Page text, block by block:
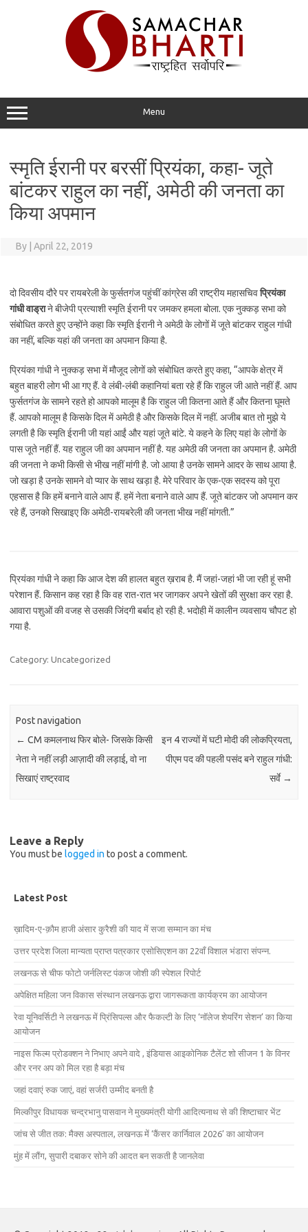
Menu
स्मृति ईरानी पर बरसीं प्रियंका, कहा- जूते
बांटकर राहुल का नहीं, अमेठी की जनता का
किया अपमान
By April 22, 2019
दो दिवसीय दौरे पर रायबरेली के फुर्सतगंज पहुंचीं कांग्रेस की राष्ट्रीय महासचिवप्रियंका
गांधी वाड्राने बीजेपी प्रत्याशी स्मृति ईरानी पर जमकर हमला बोला. एक नुक्कड़ सभा को
संबोधित करते हुए उन्होंने कहा कि स्मृति ईरानी ने अमेठी के लोगों में जूते बांटकर राहुल गांधी
का नहीं, बल्कि यहां की जनता का अपमान किया है.
प्रियंका गांधी ने नुक्‍कड़ सभा में मौजूद लोगों को संबोधित करते हुए कहा, “आपके क्षेत्र में
बहुत बाहरी लोग भी आ गए हैं. वे लंबी-लंबी कहानियां बता रहे हैं कि राहुल जी आते नहीं हैं. आप
फुर्सतगंज के सामने रहते हो आपको मालूम है कि राहुल जी कितना आते हैं और कितना घूमते
हैं. आपको मालूम है किसके दिल में अमेठी है और किसके दिल में नहीं. अजीब बात तो मुझे ये
लगती है कि स्मृति ईरानी जी यहां आईं और यहां जूते बांटे. ये कहने के लिए यहां के लोगों के
पास जूते नहीं हैं. यह राहुल जी का अपमान नहीं है. यह अमेठी की जनता का अपमान है. अमेठी
की जनता ने कभी किसी से भीख नहीं मांगी है. जो आया है उनके सामने आदर के साथ आया है.
जो खड़ा है उनके सामने वो प्यार के साथ खड़ा है. मेरे परिवार के एक-एक सदस्य को पूरा
एहसास है कि हमें बनाने वाले आप हैं. हमें नेता बनाने वाले आप हैं. जूते बांटकर जो अपमान कर
रहे हैं, उनको सिखाइए कि अमेठी-रायबरेली की जनता भीख नहीं मांगती.”
प्रियंका गांधी ने कहा कि आज देश की हालत बहुत ख़राब है. मैं जहां-जहां भी जा रही हूं सभी
परेशान हैं. किसान कह रहा है कि वह रात-रात भर जागकर अपने खेतों की सुरक्षा कर रहा है.
आवारा पशुओं की वजह से उसकी जिंदगी बर्बाद हो रही है. भदोही में कालीन व्यवसाय चौपट हो
गया है.
Category: Uncategorized
Post navigation
← CM कमलनाथ फिर बोले- जिसके किसी
नेता ने नहीं लड़ी आज़ादी की लड़ाई, वो ना
सिखाएं राष्ट्रवाद
इन 4 राज्यों में घटी मोदी की लोकप्रियता,
पीएम पद की पहली पसंद बने राहुल गांधी:
सर्वे →
Leave a Reply
You must be logged in to post a comment.
Latest Post
ख़ादिम-ए-क़ौम हाजी अंसार कुरैशी की याद में सजा सम्मान का मंच
उत्तर प्रदेश जिला मान्यता प्राप्त पत्रकार एसोसिएशन का 22वाँ विशाल भंडारा संपन्न.
लखनऊ से चीफ फोटो जर्नलिस्ट पंकज जोशी की स्पेशल रिपोर्ट
अपेक्षित महिला जन विकास संस्थान लखनऊ द्वारा जागरूकता कार्यक्रम का आयोजन
रेवा यूनिवर्सिटी ने लखनऊ में प्रिंसिपल्स और फैकल्टी के लिए ‘नॉलेज शेयरिंग सेशन’ का किया
आयोजन
नाइस फिल्म प्रोडक्शन ने निभाए अपने वादे , इंडियास आइकोनिक टैलेंट शो सीजन 1 के विनर
और रनर अप को मिल रहा है बड़ा मंच
जहां दवाएं रुक जाएं, वहां सर्जरी उम्मीद बनती है
मिल्कीपुर विधायक चन्द्रभानु पासवान ने मुख्यमंत्री योगी आदित्यनाथ से की शिष्टाचार भेंट
जांच से जीत तक: मैक्स अस्पताल, लखनऊ में ‘कैंसर कार्निवाल 2026’ का आयोजन
मुंह में लौंग, सुपारी दबाकर सोने की आदत बन सकती है जानलेवा